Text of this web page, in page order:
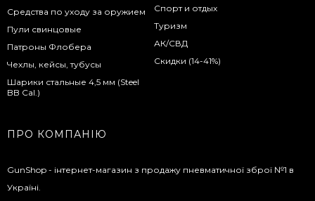
Средства по уходу за оружием
Пули свинцовые
Патроны Флобера
Чехлы, кейсы, тубусы
Шарики стальные 4,5 мм (Steel
BB Cal.)
Спорт и отдых
Туризм
АК/СВД
Скидки (14-41%)
ПРО КОМПАНІЮ
GunShop - інтернет-магазин з продажу пневматичної зброї №1 в
Україні.